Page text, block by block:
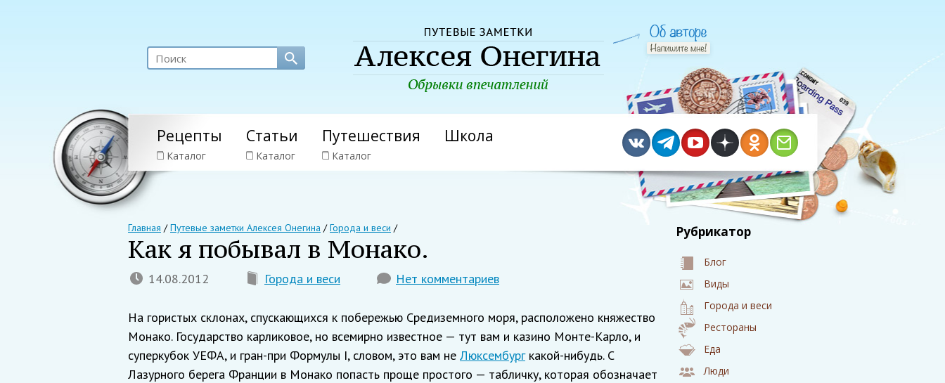
Рецепты
Каталог
Статьи
Каталог
Путешествия
Каталог
Школа
Главная /Путевые заметки Алексея Онегина /Города и веси /
Как я побывал в Монако.
14.08.2012 Города и веси Нет комментариев
На гористых склонах, спускающихся к побережью Средиземного моря, расположено княжество
Монако. Государство карликовое, но всемирно известное — тут вам и казино Монте-Карло, и
суперкубок УЕФА, и гран-при Формулы I, словом, это вам не Люксембургкакой-нибудь. С
Лазурного берега Франции в Монако попасть проще простого — табличку, которая обозначает
Рубрикатор
Блог
Виды
Города и веси
Рестораны
Еда
Люди